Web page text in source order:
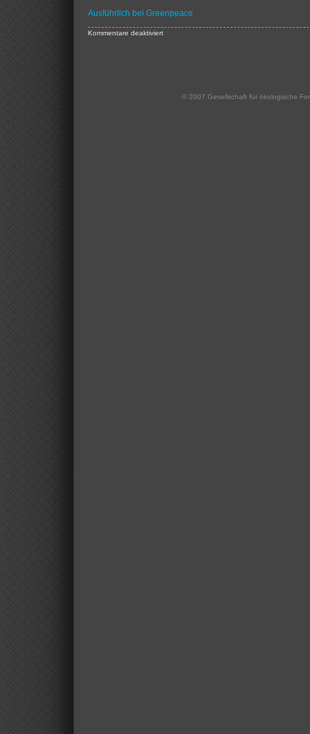
Ausführlich bei Greenpeace
Kommentare deaktiviertfür
© 2007 Gesellschaft für ökologische